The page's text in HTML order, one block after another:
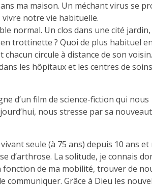
ma maison. Un méchant virus se
notre vie habituelle.
normal. Un clos dans une cité jardin,
trottinette ? Quoi de plus habituel
circule à distance de son voisin.
les hôpitaux et les centres de soins
d’un film de science-fiction qui nous
nous stresse par sa
seule (à 75 ans) depuis 10 ans
d’arthrose. La solitude, je connais
fonction de ma mobilité, trouver de
communiquer. Grâce à Dieu les